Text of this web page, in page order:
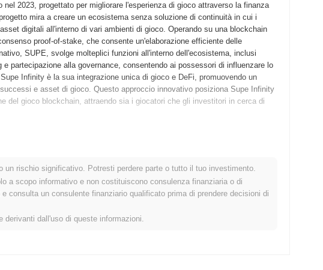
2023, progettato per migliorare l'esperienza di gioco attraverso la finanza
mira a creare un ecosistema senza soluzione di continuità in cui i
digitali all'interno di vari ambienti di gioco. Operando su una blockchain
proof-of-stake, che consente un'elaborazione efficiente delle
SUPE, svolge molteplici funzioni all'interno dell'ecosistema, inclusi
partecipazione alla governance, consentendo ai possessori di influenzare lo
Infinity è la sua integrazione unica di gioco e DeFi, promuovendo un
e asset di gioco. Questo approccio innovativo posiziona Supe Infinity
del gioco blockchain, attraendo sia i giocatori che gli investitori in cerca di
a giugno 2022, consentendo a sviluppatori e primi adottanti di sperimentare
lanciato a settembre 2022, segnando il suo ingresso ufficiale nel
di un ecosistema robusto che integra elementi di gioco e finanza
e l'interazione degli utenti. La distribuzione iniziale del token è avvenuta
hanno stabilito le basi per la crescita di Supe Infinity e il suo ecosistema
un rischio significativo. Potresti perdere parte o tutto il tuo investimento.
a scopo informativo e non costituiscono consulenza finanziaria o di
consulta un consulente finanziario qualificato prima di prendere decisioni di
dall'uso di queste informazioni.